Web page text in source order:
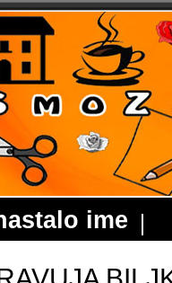
ime